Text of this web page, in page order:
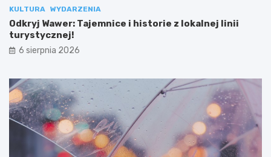
KULTURA WYDARZENIA
Odkryj Wawer: Tajemnice i historie z lokalnej linii
turystycznej!
6 sierpnia 2026